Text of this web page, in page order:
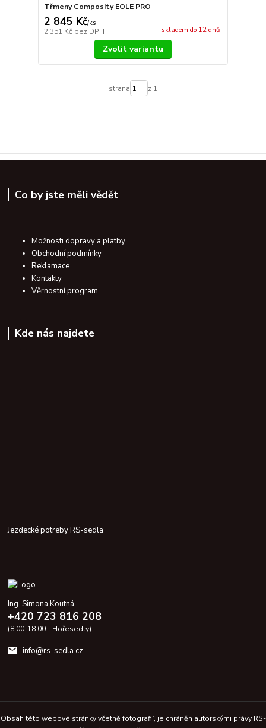
Třmeny Composity EOLE PRO
2 845 Kč/ks
2 351 Kč bez DPH skladem do 12 dnů
Zvolit variantu
strana z 1
Co by jste měli vědět
Možnosti dopravy a platby
Obchodní podmínky
Reklamace
Kontakty
Věrnostní program
Kde nás najdete
Jezdecké potreby RS-sedla
Ing. Simona Koutná
+420 723 816 208
(8.00-18.00 - Hořesedly)
info@rs-sedla.cz
Obsah této webové stránky včetně fotografií, je chráněn autorskými právy RS-